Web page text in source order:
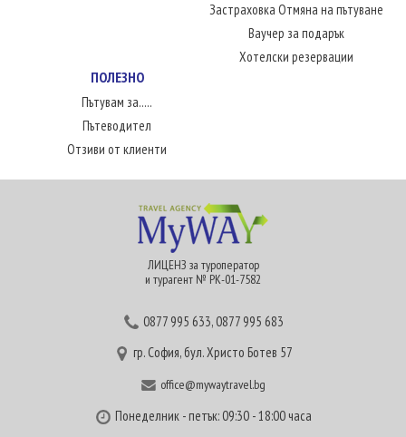
Застраховка Отмяна на пътуване
Ваучер за подарък
Хотелски резервации
ПОЛЕЗНО
Пътувам за.....
Пътеводител
Отзиви от клиенти
ЛИЦЕНЗ за туроператор
и турагент № РК-01-7582
0877 995 633,0877 995 683
гр. София, бул. Христо Ботев 57
office@mywaytravel.bg
Понеделник - петък: 09:30 - 18:00 часа